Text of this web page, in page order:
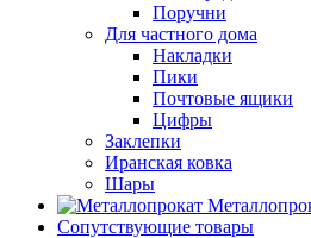
Поручни
Для частного дома
Накладки
Пики
Почтовые ящики
Цифры
Заклепки
Иранская ковка
Шары
Сопутствующие товары